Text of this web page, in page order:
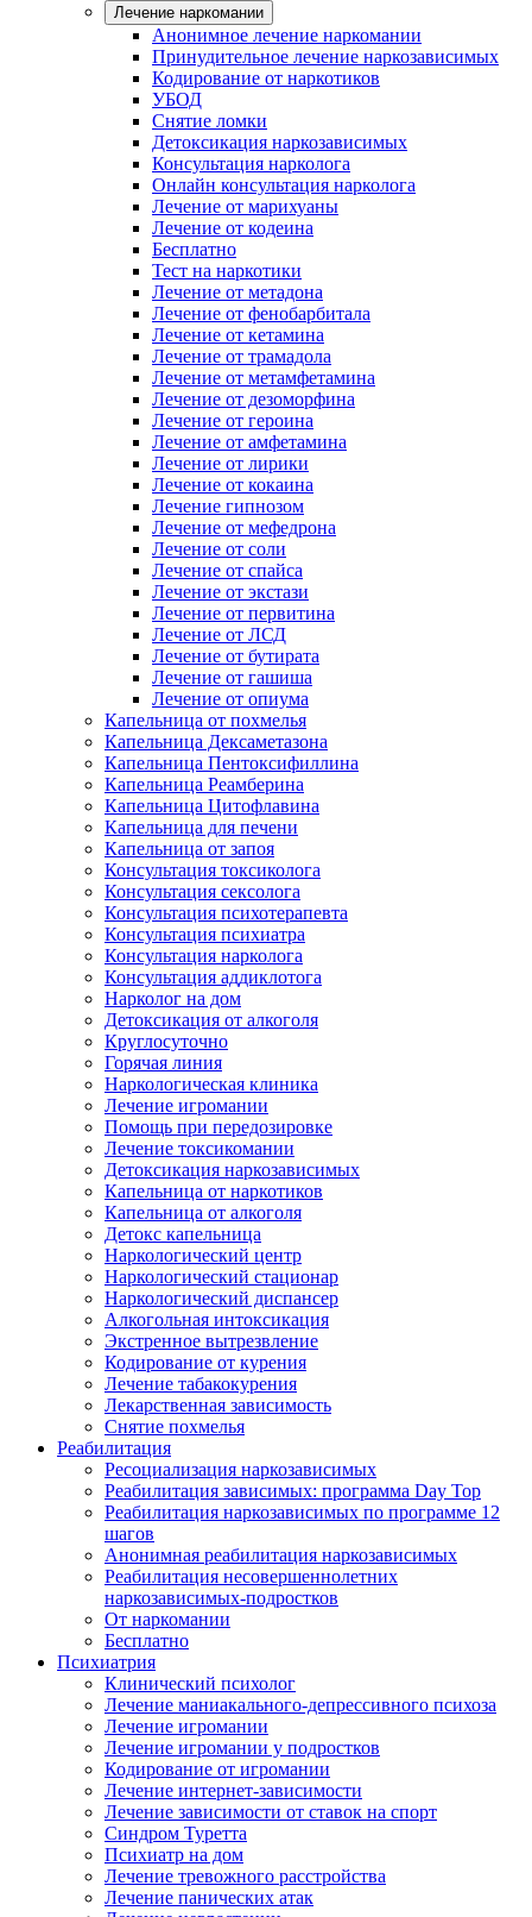
Лечение наркомании
Анонимное лечение наркомании
Принудительное лечение наркозависимых
Кодирование от наркотиков
УБОД
Снятие ломки
Детоксикация наркозависимых
Консультация нарколога
Онлайн консультация нарколога
Лечение от марихуаны
Лечение от кодеина
Бесплатно
Тест на наркотики
Лечение от метадона
Лечение от фенобарбитала
Лечение от кетамина
Лечение от трамадола
Лечение от метамфетамина
Лечение от дезоморфина
Лечение от героина
Лечение от амфетамина
Лечение от лирики
Лечение от кокаина
Лечение гипнозом
Лечение от мефедрона
Лечение от соли
Лечение от спайса
Лечение от экстази
Лечение от первитина
Лечение от ЛСД
Лечение от бутирата
Лечение от гашиша
Лечение от опиума
Капельница от похмелья
Капельница Дексаметазона
Капельница Пентоксифиллина
Капельница Реамберина
Капельница Цитофлавина
Капельница для печени
Капельница от запоя
Консультация токсиколога
Консультация сексолога
Консультация психотерапевта
Консультация психиатра
Консультация нарколога
Консультация аддиклотога
Нарколог на дом
Детоксикация от алкоголя
Круглосуточно
Горячая линия
Наркологическая клиника
Лечение игромании
Помощь при передозировке
Лечение токсикомании
Детоксикация наркозависимых
Капельница от наркотиков
Капельница от алкоголя
Детокс капельница
Наркологический центр
Наркологический стационар
Наркологический диспансер
Алкогольная интоксикация
Экстренное вытрезвление
Кодирование от курения
Лечение табакокурения
Лекарственная зависимость
Снятие похмелья
Реабилитация
Ресоциализация наркозависимых
Реабилитация зависимых: программа Day Top
Реабилитация наркозависимых по программе 12
шагов
Анонимная реабилитация наркозависимых
Реабилитация несовершеннолетних
наркозависимых-подростков
От наркомании
Бесплатно
Психиатрия
Клинический психолог
Лечение маниакального-депрессивного психоза
Лечение игромании
Лечение игромании у подростков
Кодирование от игромании
Лечение интернет-зависимости
Лечение зависимости от ставок на спорт
Синдром Туретта
Психиатр на дом
Лечение тревожного расстройства
Лечение панических атак